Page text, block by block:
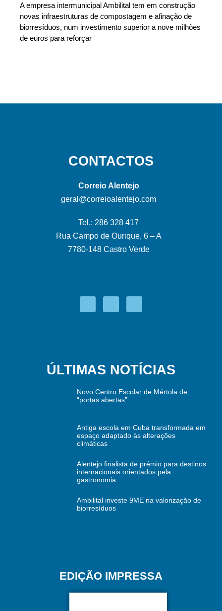
A empresa intermunicipal Ambilital tem em construção
novas infraestruturas de compostagem e afinação de
biorresíduos, num investimento superior a nove milhões
de euros para reforçar
CONTACTOS
Correio Alentejo
geral@correioalentejo.com
Tel.: 286 328 417
Rua Campo de Ourique, 6 – A
7780-148 Castro Verde
ÚLTIMAS NOTÍCIAS
Novo Centro Escolar de Mértola de
“portas abertas”
Antiga escola em Cuba transformada em
espaço adaptado às alterações
climáticas
Alentejo finalista de prémio para destinos
internacionais orientados pela
gastronomia
Ambilital investe 9ME na valorização de
biorresíduos
EDIÇÃO IMPRESSA